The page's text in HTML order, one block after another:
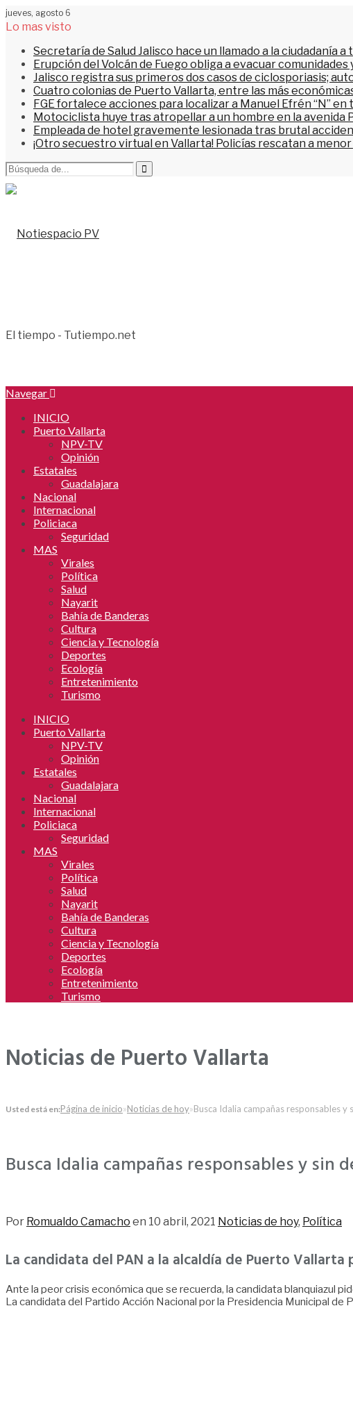
jueves, agosto 6
Lo mas visto
Secretaría de Salud Jalisco hace un llamado a la ciudadanía
Erupción del Volcán de Fuego obliga a evacuar
Jalisco registra sus primeros dos casos de ciclosporiasis;
Cuatro colonias de Puerto Vallarta, entre las más
FGE fortalece acciones para localizar a Manuel Efrén “N” en
Motociclista huye tras atropellar a un hombre en la avenida
Empleada de hotel gravemente lesionada tras brutal
¡Otro secuestro virtual en Vallarta! Policías rescatan a
El tiempo - Tutiempo.net
Navegar
INICIO
Puerto Vallarta
NPV-TV
Opinión
Estatales
Guadalajara
Nacional
Internacional
Policiaca
Seguridad
MAS
Virales
Política
Salud
Nayarit
Bahía de Banderas
Cultura
Ciencia y Tecnología
Deportes
Ecología
Entretenimiento
Turismo
INICIO
Puerto Vallarta
NPV-TV
Opinión
Estatales
Guadalajara
Nacional
Internacional
Policiaca
Seguridad
MAS
Virales
Política
Salud
Nayarit
Bahía de Banderas
Cultura
Ciencia y Tecnología
Deportes
Ecología
Entretenimiento
Turismo
Noticias de Puerto Vallarta
Usted está en:Página de inicio»Noticias de hoy»Busca Idalia campañas responsables y
Busca Idalia campañas responsables y sin
Por Romualdo Camacho en 10 abril, 2021 Noticias de hoy, Política
La candidata del PAN a la alcaldía de Puerto
Ante la peor crisis económica que se recuerda, la candidata blanquiazul
La candidata del Partido Acción Nacional por la Presidencia Municipal